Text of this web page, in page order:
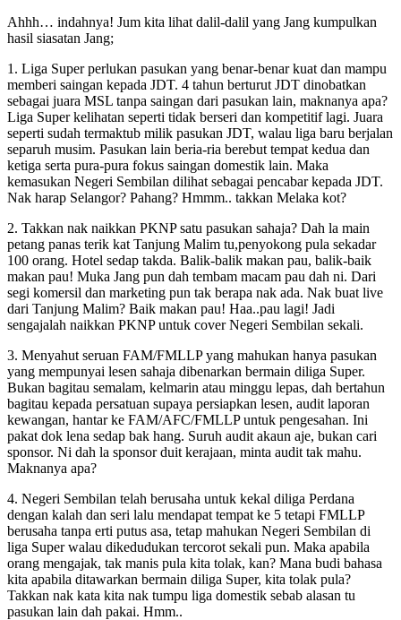
Ahhh… indahnya! Jum kita lihat dalil-dalil yang Jang kumpulkan
hasil siasatan Jang;
1. Liga Super perlukan pasukan yang benar-benar kuat dan mampu
memberi saingan kepada JDT. 4 tahun berturut JDT dinobatkan
sebagai juara MSL tanpa saingan dari pasukan lain, maknanya apa?
Liga Super kelihatan seperti tidak berseri dan kompetitif lagi. Juara
seperti sudah termaktub milik pasukan JDT, walau liga baru berjalan
separuh musim. Pasukan lain beria-ria berebut tempat kedua dan
ketiga serta pura-pura fokus saingan domestik lain. Maka
kemasukan Negeri Sembilan dilihat sebagai pencabar kepada JDT.
Nak harap Selangor? Pahang? Hmmm.. takkan Melaka kot?
2. Takkan nak naikkan PKNP satu pasukan sahaja? Dah la main
petang panas terik kat Tanjung Malim tu,penyokong pula sekadar
100 orang. Hotel sedap takda. Balik-balik makan pau, balik-baik
makan pau! Muka Jang pun dah tembam macam pau dah ni. Dari
segi komersil dan marketing pun tak berapa nak ada. Nak buat live
dari Tanjung Malim? Baik makan pau! Haa..pau lagi! Jadi
sengajalah naikkan PKNP untuk cover Negeri Sembilan sekali.
3. Menyahut seruan FAM/FMLLP yang mahukan hanya pasukan
yang mempunyai lesen sahaja dibenarkan bermain diliga Super.
Bukan bagitau semalam, kelmarin atau minggu lepas, dah bertahun
bagitau kepada persatuan supaya persiapkan lesen, audit laporan
kewangan, hantar ke FAM/AFC/FMLLP untuk pengesahan. Ini
pakat dok lena sedap bak hang. Suruh audit akaun aje, bukan cari
sponsor. Ni dah la sponsor duit kerajaan, minta audit tak mahu.
Maknanya apa?
4. Negeri Sembilan telah berusaha untuk kekal diliga Perdana
dengan kalah dan seri lalu mendapat tempat ke 5 tetapi FMLLP
berusaha tanpa erti putus asa, tetap mahukan Negeri Sembilan di
liga Super walau dikedudukan tercorot sekali pun. Maka apabila
orang mengajak, tak manis pula kita tolak, kan? Mana budi bahasa
kita apabila ditawarkan bermain diliga Super, kita tolak pula?
Takkan nak kata kita nak tumpu liga domestik sebab alasan tu
pasukan lain dah pakai. Hmm..